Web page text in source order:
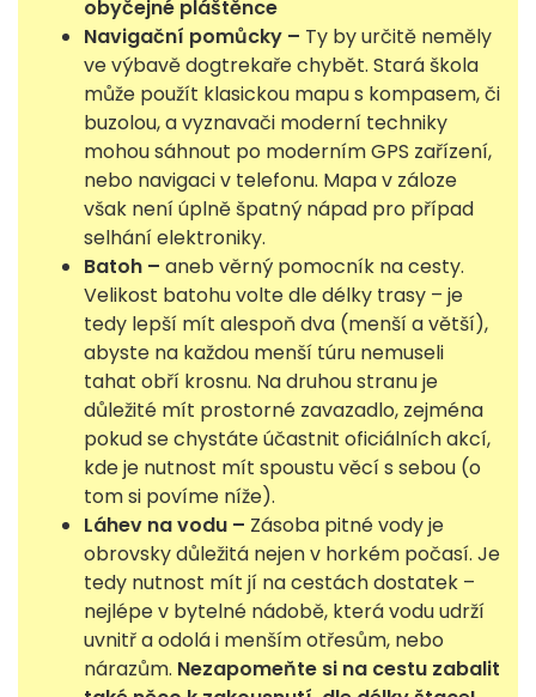
obyčejné pláštěnce
Navigační pomůcky – Ty by určitě neměly
ve výbavě dogtrekaře chybět. Stará škola
může použít klasickou mapu s kompasem, či
buzolou, a vyznavači moderní techniky
mohou sáhnout po moderním GPS zařízení,
nebo navigaci v telefonu. Mapa v záloze
však není úplně špatný nápad pro případ
selhání elektroniky.
Batoh – aneb věrný pomocník na cesty.
Velikost batohu volte dle délky trasy – je
tedy lepší mít alespoň dva (menší a větší),
abyste na každou menší túru nemuseli
tahat obří krosnu. Na druhou stranu je
důležité mít prostorné zavazadlo, zejména
pokud se chystáte účastnit oficiálních akcí,
kde je nutnost mít spoustu věcí s sebou (o
tom si povíme níže).
Láhev na vodu – Zásoba pitné vody je
obrovsky důležitá nejen v horkém počasí. Je
tedy nutnost mít jí na cestách dostatek –
nejlépe v bytelné nádobě, která vodu udrží
uvnitř a odolá i menším otřesům, nebo
nárazům. Nezapomeňte si na cestu zabalit